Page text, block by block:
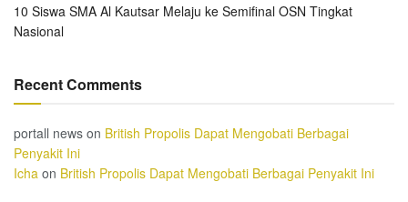
10 Siswa SMA Al Kautsar Melaju ke Semifinal OSN Tingkat
Nasional
Recent Comments
portall news on British Propolis Dapat Mengobati Berbagai
Penyakit Ini
Icha on British Propolis Dapat Mengobati Berbagai Penyakit Ini